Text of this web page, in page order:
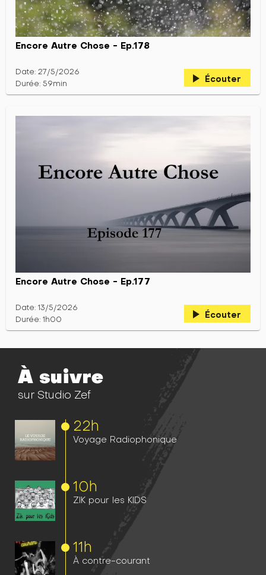
À suivre
sur Studio Zef
22h
Voyage Radiophonique
10h
ZIK pour les KIDS
11h
À contre-courant
Encore Autre Chose - Ep.178
Date: 27/5/2026
Durée: 59min
play_arrow Écouter
Encore Autre Chose - Ep.177
Date: 13/5/2026
Durée: 1h00
play_arrow Écouter